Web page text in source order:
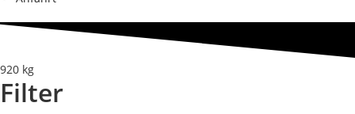
920 kg
Filter